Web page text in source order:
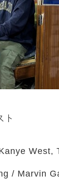
ト
West,
/ Marvin